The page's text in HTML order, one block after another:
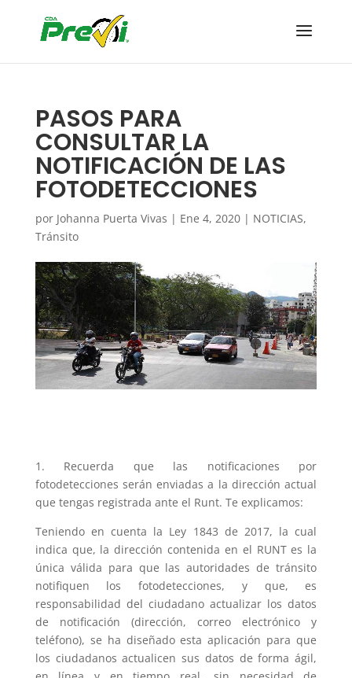
PASOS PARA
CONSULTAR LA
NOTIFICACIÓN DE LAS
FOTODETECCIONES
por Johanna Puerta Vivas | Ene 4, 2020| NOTICIAS,
Tránsito
1. Recuerda que las notificaciones por
fotodetecciones serán enviadas a la dirección actual
que tengas registrada ante el Runt. Te explicamos:
Teniendo en cuenta la Ley 1843 de 2017, la cual
indica que, la dirección contenida en el RUNT es la
única válida para que las autoridades de tránsito
notifiquen los fotodetecciones, y que, es
responsabilidad del ciudadano actualizar los datos
de notificación (dirección, correo electrónico y
teléfono), se ha diseñado esta aplicación para que
los ciudadanos actualicen sus datos de forma ágil,